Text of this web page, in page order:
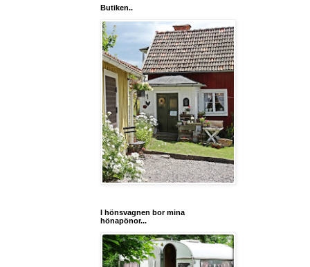
Butiken..
I hönsvagnen bor mina
hönapönor...